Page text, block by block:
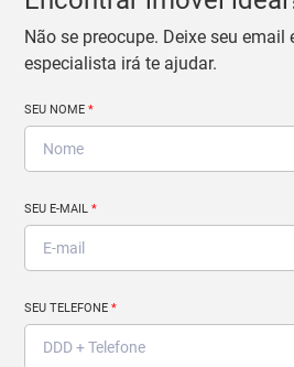
Não se preocupe. Deixe seu email
especialista irá te ajudar.
SEU NOME*
SEU E-MAIL*
SEU TELEFONE*